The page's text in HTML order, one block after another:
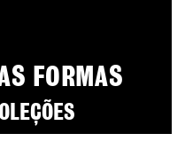
FORMAS